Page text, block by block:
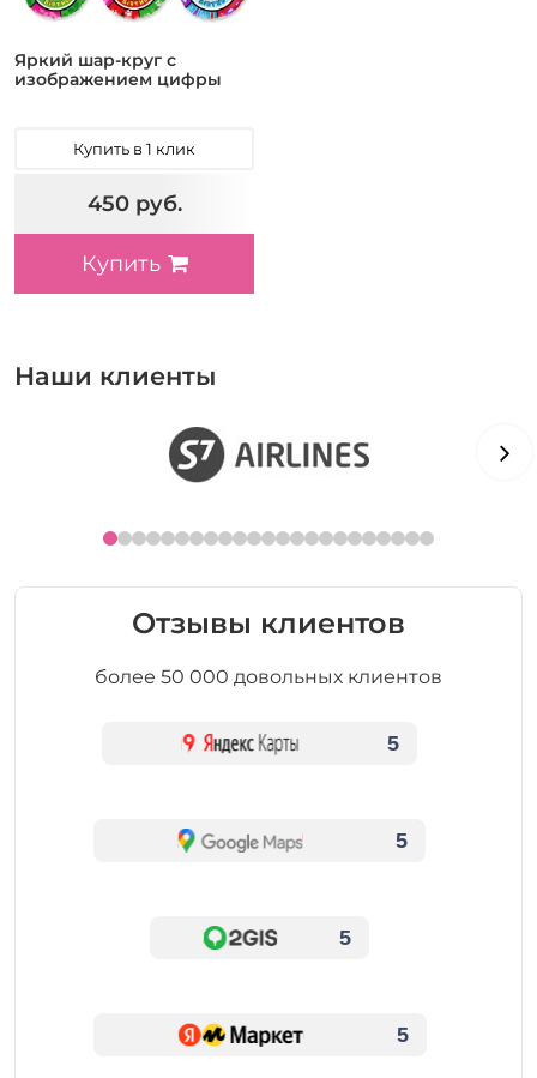
Яркий шар-круг с
изображением цифры
Купить в 1 клик
450 руб.
Купить
Наши клиенты
Отзывы клиентов
более 50 000 довольных клиентов
5
5
5
5